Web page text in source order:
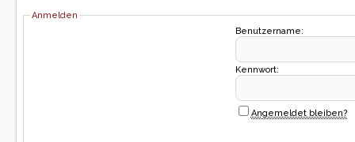
Anmelden
Benutzername:
Kennwort:
Angemeldet bleiben?